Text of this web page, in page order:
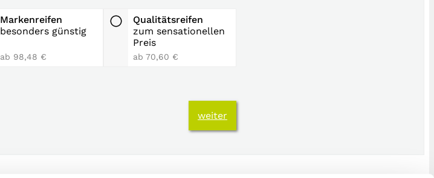
Markenreifen
besonders günstig
ab 98,48 €
Qualitätsreifen
zum sensationellen
Preis
ab 70,60 €
weiter